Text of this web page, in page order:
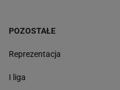
POZOSTAŁE
Reprezentacja
I liga